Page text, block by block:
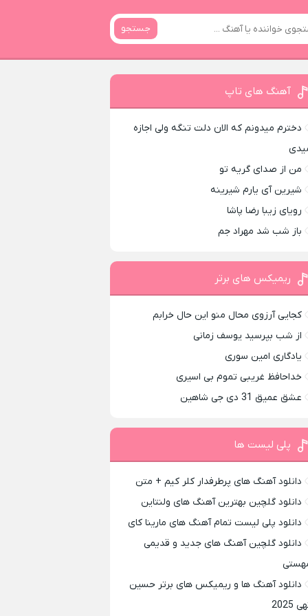
جستجو
آهنگ های تاپ
دخترم میدونم که الان دلت تنگه ولی اجازه
من از صدای گريه تو
شیرین آی یارم شیرینه
رویای زیبا رضا پاشا
باز شب شد مهراد جم
ریمیکس های برتر
کجایی آرزوی محال منو این حال خرابم
از شب بپرسید یوسف زمانی
یادگاری امین سوری
خداحافظ غریبی تموم بی اسیری
عشق عمیق 31 دی جی شاهین
پلی لیست ها
دانلود آهنگ های پرطرفدار کلر کیم + متن
دانلود گلچین بهترین آهنگ های ولنتاین
دانلود پلی لیست تمام آهنگ های مارینا کای
دانلود گلچین آهنگ های جدید و قدیمی
دانلود آهنگ ها و ریمیکس های برتر حسین
2025